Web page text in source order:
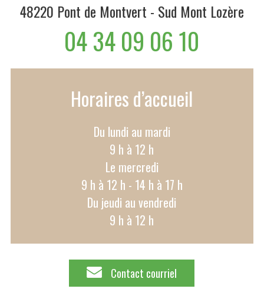
48220 Pont de Montvert - Sud Mont Lozère
04 34 09 06 10
Horaires d’accueil
Du lundi au mardi
9 h à 12 h
Le mercredi
9 h à 12 h - 14 h à 17 h
Du jeudi au vendredi
9 h à 12 h
Contact courriel